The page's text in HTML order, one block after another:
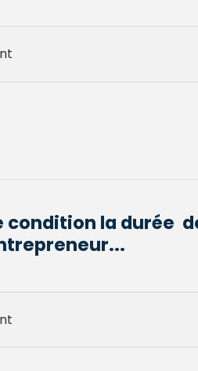
condition la durée